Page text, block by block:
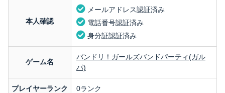
本人確認
メールアドレス認証済み
電話番号認証済み
身分証認証済み
ゲーム名
バンドリ！ガールズバンドパーティ(ガル
パ)
プレイヤーランク
0ランク